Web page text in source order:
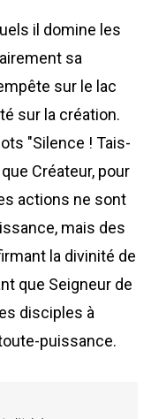
il domine les
sa
sur le lac
sur la création.
"Silence ! Tais-
Créateur, pour
actions ne sont
mais des
la divinité de
que Seigneur de
disciples à
puissance.